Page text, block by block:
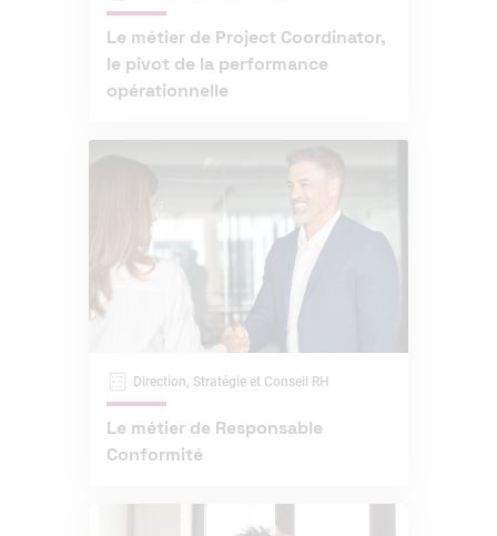
Le métier de Project Coordinator,
le pivot de la performance
opérationnelle
Direction, Stratégie et Conseil RH
Le métier de Responsable
Conformité